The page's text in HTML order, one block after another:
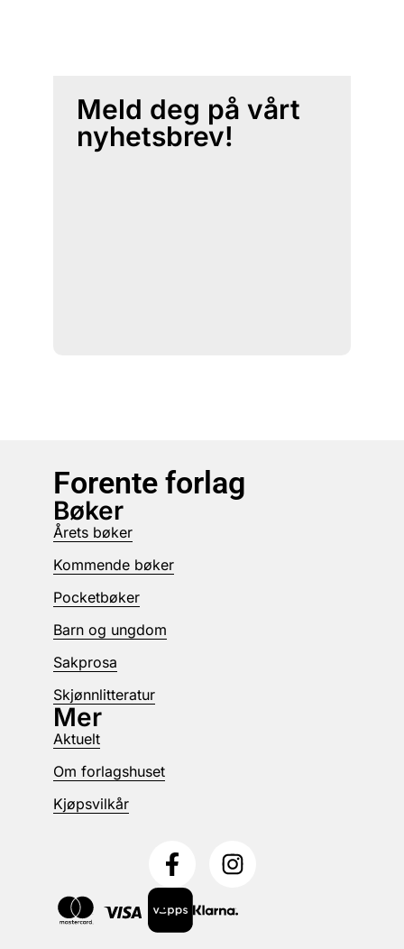
Meld deg på vårt
nyhetsbrev!
Forente forlag
Bøker
Årets bøker
Kommende bøker
Pocketbøker
Barn og ungdom
Sakprosa
Skjønnlitteratur
Mer
Aktuelt
Om forlagshuset
Kjøpsvilkår